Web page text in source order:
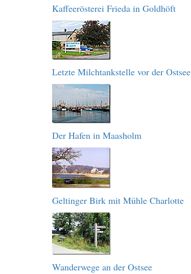
Kaffeerösterei Frieda in Goldhöft
Letzte Milchtankstelle vor der Ostsee
Der Hafen in Maasholm
Geltinger Birk mit Mühle Charlotte
Wanderwege an der Ostsee